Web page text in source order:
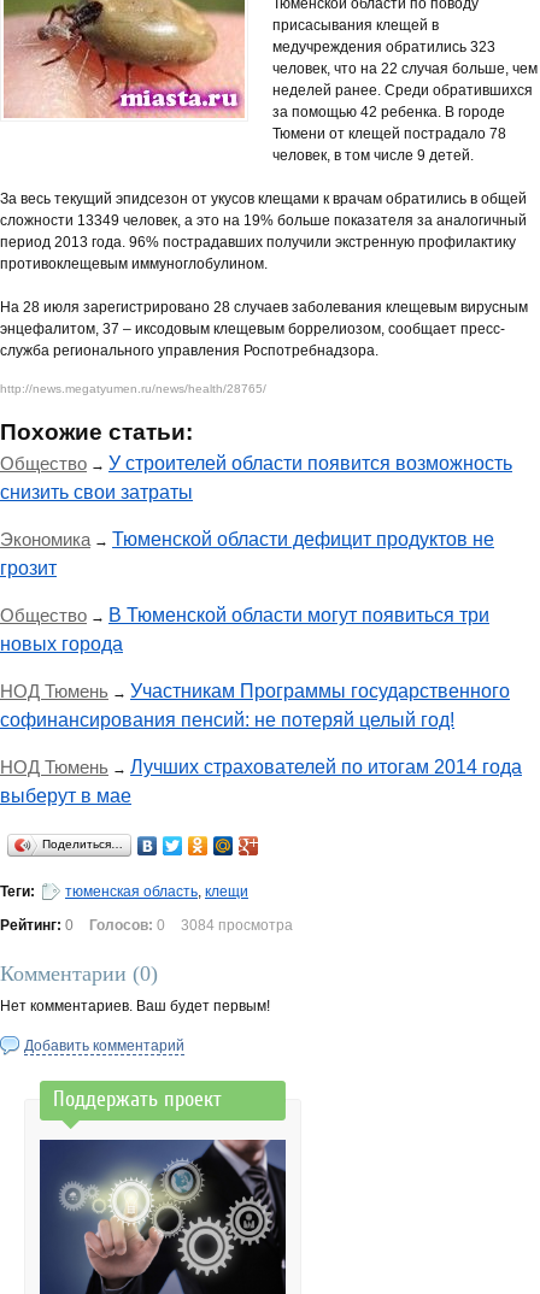
Тюменской области по поводу
присасывания клещей в
медучреждения обратились 323
человек, что на 22 случая больше, чем
неделей ранее. Среди обратившихся
за помощью 42 ребенка. В городе
Тюмени от клещей пострадало 78
человек, в том числе 9 детей.
За весь текущий эпидсезон от укусов клещами к врачам обратились в общей
сложности 13349 человек, а это на 19% больше показателя за аналогичный
период 2013 года. 96% пострадавших получили экстренную профилактику
противоклещевым иммуноглобулином.
На 28 июля зарегистрировано 28 случаев заболевания клещевым вирусным
энцефалитом, 37 – иксодовым клещевым боррелиозом, сообщает пресс-
служба регионального управления Роспотребнадзора.
http://news.megatyumen.ru/news/health/28765/
Похожие статьи:
Общество → У строителей области появится возможность
снизить свои затраты
Экономика→ Тюменской области дефицит продуктов не
грозит
Общество → В Тюменской области могут появиться три
новых города
НОД Тюмень → Участникам Программы государственного
софинансирования пенсий: не потеряй целый год!
НОД Тюмень → Лучших страхователей по итогам 2014 года
выберут в мае
Поделиться…
Теги: тюменская область, клещи
Рейтинг: 0 Голосов: 0 3084 просмотра
Комментарии (0)
Нет комментариев. Ваш будет первым!
Добавить комментарий
Поддержать проект